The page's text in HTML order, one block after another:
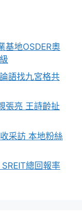
基地OSDER奧
語找九宮格共
張亮 王詩齡扯
采訪 本地粉絲
總回報率